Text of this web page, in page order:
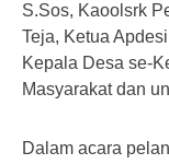
S.Sos, Kaoolsrk
Teja, Ketua
Kepala Desa se-
Masyarakat dan
Dalam acara